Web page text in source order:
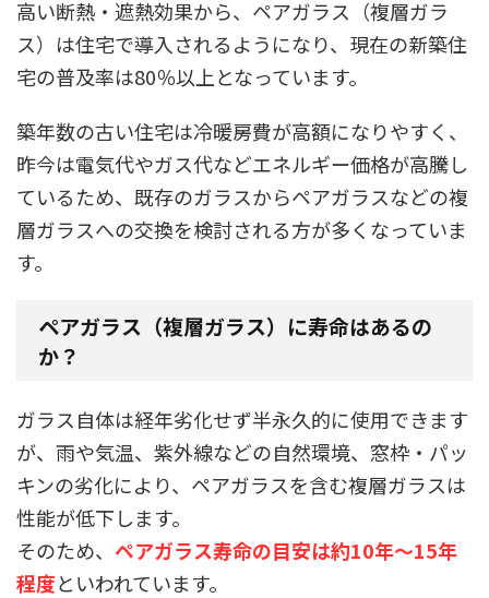
高い断熱・遮熱効果から、ペアガラス（複層ガラ
ス）は住宅で導入されるようになり、現在の新築住
宅の普及率は80％以上となっています。
築年数の古い住宅は冷暖房費が高額になりやすく、
昨今は電気代やガス代などエネルギー価格が高騰し
ているため、既存のガラスからペアガラスなどの複
層ガラスへの交換を検討される方が多くなっていま
す。
ペアガラス（複層ガラス）に寿命はあるの
か？
ガラス自体は経年劣化せず半永久的に使用できます
が、雨や気温、紫外線などの自然環境、窓枠・パッ
キンの劣化により、ペアガラスを含む複層ガラスは
性能が低下します。
そのため、 ペアガラス寿命の目安は約10年～15年
程度といわれています。